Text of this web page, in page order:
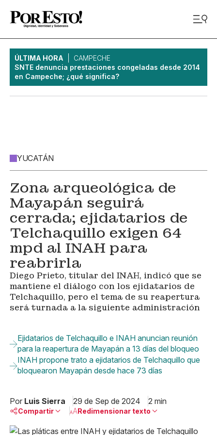
ÚLTIMA HORA
CAMPECHE
SNTE denuncia prestaciones congeladas desde 2014
en Campeche; ¿qué significa?
YUCATÁN
Zona arqueológica de
Mayapán seguirá
cerrada; ejidatarios de
Telchaquillo exigen 64
mpd al INAH para
reabrirla
Diego Prieto, titular del INAH, indicó que se
mantiene el diálogo con los ejidatarios de
Telchaquillo, pero el tema de su reapertura
será turnada a la siguiente administración
Ejidatarios de Telchaquillo e INAH anuncian reunión
para la reapertura de Mayapán a 13 días del bloqueo
INAH propone trato a ejidatarios de Telchaquillo que
bloquearon Mayapán desde hace 73 días
Por Luis Sierra 29 de Sep de 2024 2 min
Compartir Redimensionar texto